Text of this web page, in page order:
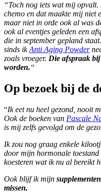
“Toch nog iets wat mij
chemo en dat maakte mij niet
maar niet in orde ook al was
ook al eventjes geleden een
die in september gepland
sinds ikAnti Aging Powder
zoals vroeger. Die afspraak
worden.“
Op bezoek bij de
“Ik eet nu heel gezond, nooit
Ook de boeken van Pascale
is mij zelfs gevolgd om de
Ik zou nog graag enkele
door mijn hormonale toestand
koesteren wat ik nu al bereikt
Ook blijf ik mijn supplementen
missen.